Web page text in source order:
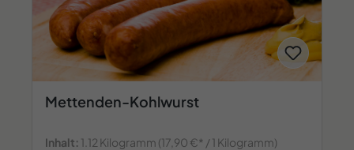
Mettenden-Kohlwurst
Inhalt: 1.12 Kilogramm (17,90 €* / 1 Kilogramm)